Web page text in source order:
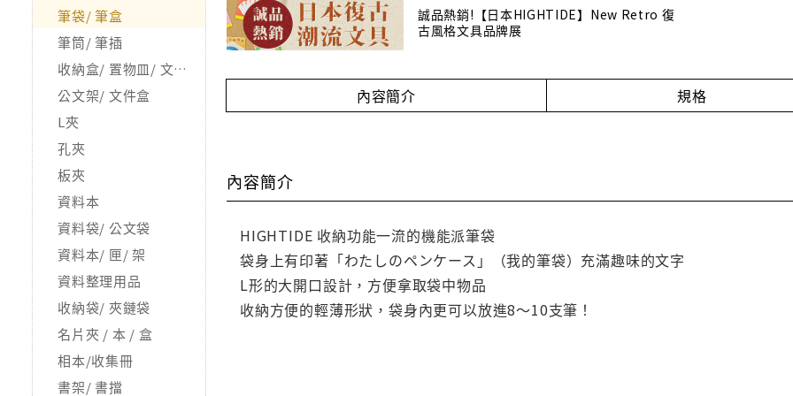
筆袋/ 筆盒
筆筒/ 筆插
收納盒/ 置物皿/ 文具整理用品
公文架/ 文件盒
L夾
孔夾
板夾
資料本
資料袋/ 公文袋
資料本/ 匣/ 架
資料整理用品
收納袋/ 夾鏈袋
名片夾 / 本 / 盒
相本/收集冊
書架/ 書擋
誠品熱銷!【日本HIGHTIDE】New Retro 復
古風格文具品牌展
內容簡介 規格
內容簡介
HIGHTIDE 收納功能一流的機能派筆袋
袋身上有印著「わたしのペンケース」（我的筆袋）充滿趣味的文字
L形的大開口設計，方便拿取袋中物品
收納方便的輕薄形狀，袋身內更可以放進8～10支筆！